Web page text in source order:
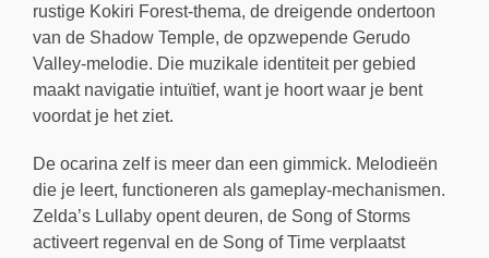
rustige Kokiri Forest-thema, de dreigende ondertoon
van de Shadow Temple, de opzwepende Gerudo
Valley-melodie. Die muzikale identiteit per gebied
maakt navigatie intuïtief, want je hoort waar je bent
voordat je het ziet.
De ocarina zelf is meer dan een gimmick. Melodieën
die je leert, functioneren als gameplay-mechanismen.
Zelda’s Lullaby opent deuren, de Song of Storms
activeert regenval en de Song of Time verplaatst